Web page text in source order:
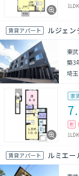
1LDK
賃貸アパート ルジェン
東
築3
埼
家
敷
1LDK
賃貸アパート ルミエ